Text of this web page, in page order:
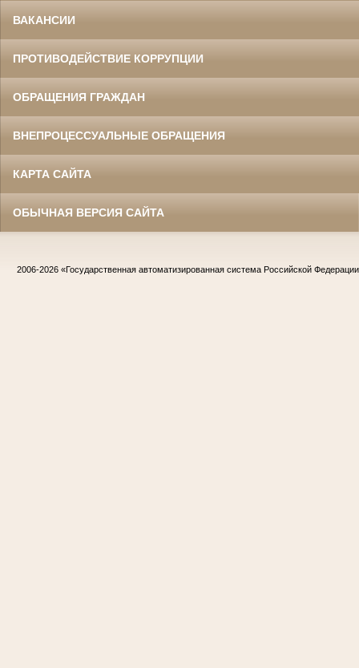
ВАКАНСИИ
ПРОТИВОДЕЙСТВИЕ КОРРУПЦИИ
ОБРАЩЕНИЯ ГРАЖДАН
ВНЕПРОЦЕССУАЛЬНЫЕ ОБРАЩЕНИЯ
КАРТА САЙТА
ОБЫЧНАЯ ВЕРСИЯ САЙТА
2006-2026 «Государственная автоматизированная система Российской